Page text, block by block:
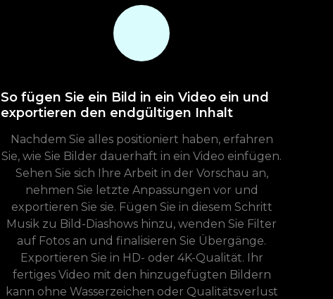
So fügen Sie ein Bild in ein Video ein und
exportieren den endgültigen Inhalt
Nachdem Sie alles positioniert haben, erfahren
Sie, wie Sie Bilder dauerhaft in ein Video einfügen.
Sehen Sie sich Ihre Arbeit in der Vorschau an,
nehmen Sie letzte Anpassungen vor und
exportieren Sie sie. Fügen Sie in diesem Schritt
Musik zu Bild-Diashows hinzu, wenden Sie Filter
auf Fotos an und finalisieren Sie Übergänge.
Exportieren Sie in HD- oder 4K-Qualität. Ihr
fertiges Video mit den hinzugefügten Bildern
kann ohne Wasserzeichen oder Qualitätsverlust